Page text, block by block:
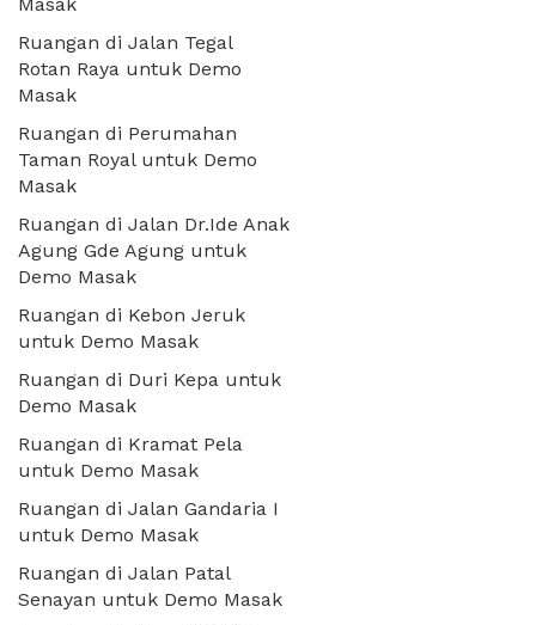
Ruangan di Jalan Tegal
Rotan Raya untuk Demo
Masak
Ruangan di Perumahan
Taman Royal untuk Demo
Masak
Ruangan di Jalan Dr.Ide Anak
Agung Gde Agung untuk
Demo Masak
Ruangan di Kebon Jeruk
untuk Demo Masak
Ruangan di Duri Kepa untuk
Demo Masak
Ruangan di Kramat Pela
untuk Demo Masak
Ruangan di Jalan Gandaria I
untuk Demo Masak
Ruangan di Jalan Patal
Senayan untuk Demo Masak